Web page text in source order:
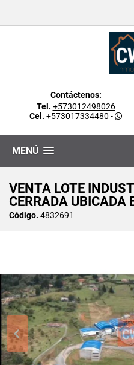
Contáctenos:
Tel. +573012498026
Cel. +573017334480 -
MENÚ
VENTA LOTE
CERRADA UBICADA
Código. 4832691